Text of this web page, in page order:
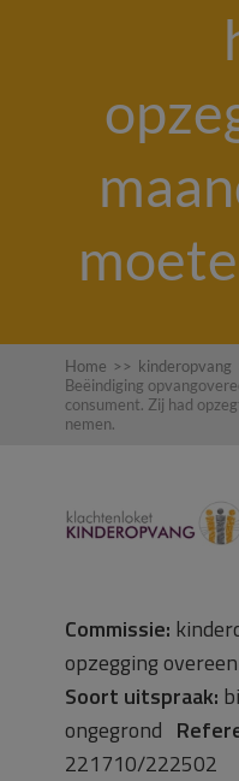
Home >> kinderopvang
Beëindiging
consument. Zij had
nemen.
Commissie:
opzegging
Soort uitspraak:
ongegrond
221710/222502